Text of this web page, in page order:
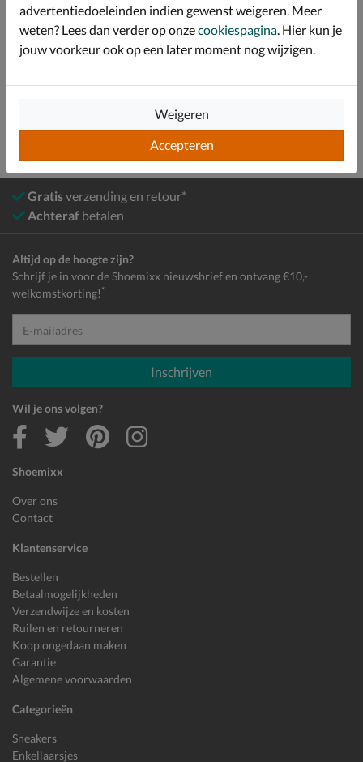
Over PS Poelman
Bekijk meer
Gratisverzending en retour*
Achteraf betalen
Shoemixx
Over ons
Contact
Klantenservice
Bestellen
Betaalmogelijkheden
Verzendwijze en kosten
Ruilen en retourneren
Koop ongedaan maken
Garantie
Algemene voorwaarden
Categorieën
Sneakers
Enkellaarsjes
Altijd op de hoogte zijn?
Schrijf je in voor de Shoemixx nieuwsbrief en ontvang €10,-
welkomstkorting! *
E-mailadres
Inschrijven
Wil je ons volgen?
advertentiedoeleinden indien gewenst weigeren. Meer
weten? Lees dan verder op onzecookiespagina. Hier kun je
jouw voorkeur ook op een later moment nog wijzigen.
Accepteren
Weigeren